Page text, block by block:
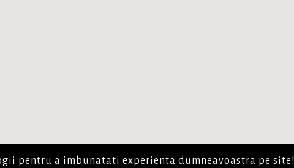
pentru a imbunatati experienta dumneavoastra pe site!